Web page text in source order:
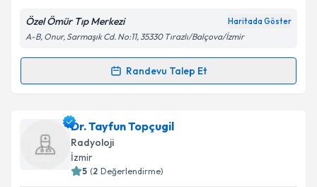
E-posta Adresiniz
Kişisel verilerimin işlenmesine ilişkinAydınlatma
kapsamda işlenmesini kabul ediyorum.
Özel Ömür Tıp Merkezi Haritada Göster
A-B, Onur, Sarmaşık Cd. No:11, 35330 Tırazlı/Balçova/İzmir
Randevu Talep Et
Randevu Takvimi Talebi
Uzm. Dr. Vecdi Çulhaiçin randevu takvimi talebi
oluşturun. Size bu uzmandan randevu almanız için bir
takvim hazırlandığında e-posta ile bilgilendireceğiz.
Dr. Tayfun Topçugil
Radyoloji
İzmir
5 (2 Değerlendirme)